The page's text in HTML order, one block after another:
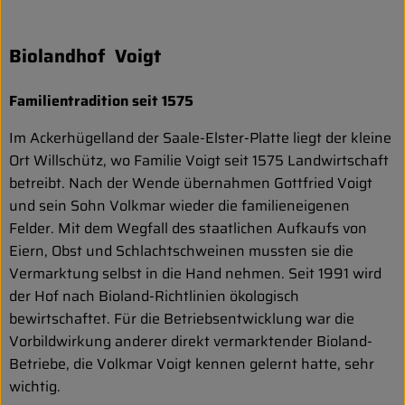
Obst & Gemüse
Kühltheke
Backwaren
Vorratskammer
Getränke
Kosmetik
Haus & Garten
Biohof erleben
Biolandhof Voigt
Familientradition seit 1575
Im Ackerhügelland der Saale-Elster-Platte liegt der kleine
Ort Willschütz, wo Familie Voigt seit 1575 Landwirtschaft
betreibt. Nach der Wende übernahmen Gottfried Voigt
und sein Sohn Volkmar wieder die familieneigenen
Felder. Mit dem Wegfall des staatlichen Aufkaufs von
Eiern, Obst und Schlachtschweinen mussten sie die
Vermarktung selbst in die Hand nehmen. Seit 1991 wird
der Hof nach Bioland-Richtlinien ökologisch
bewirtschaftet. Für die Betriebsentwicklung war die
Vorbildwirkung anderer direkt vermarktender Bioland-
Betriebe, die Volkmar Voigt kennen gelernt hatte, sehr
wichtig.